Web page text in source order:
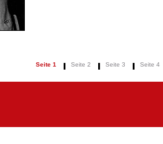
Seite 1 Seite 2 Seite 3 Seite 4